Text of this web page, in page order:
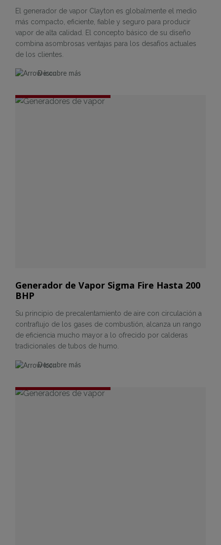
El generador de vapor Clayton es globalmente el medio
más compacto, eficiente, fiable y seguro para producir
vapor de alta calidad. El concepto básico de su diseño
combina asombrosas ventajas para los desafíos actuales
de los clientes.
Descubre más
Generador de Vapor Sigma Fire Hasta 200
BHP
Su principio de precalentamiento de aire con circulación a
contraflujo de los gases de combustión, alcanza un rango
de eficiencia mucho mayor a lo ofrecido por calderas
tradicionales de tubos de humo.
Descubre más